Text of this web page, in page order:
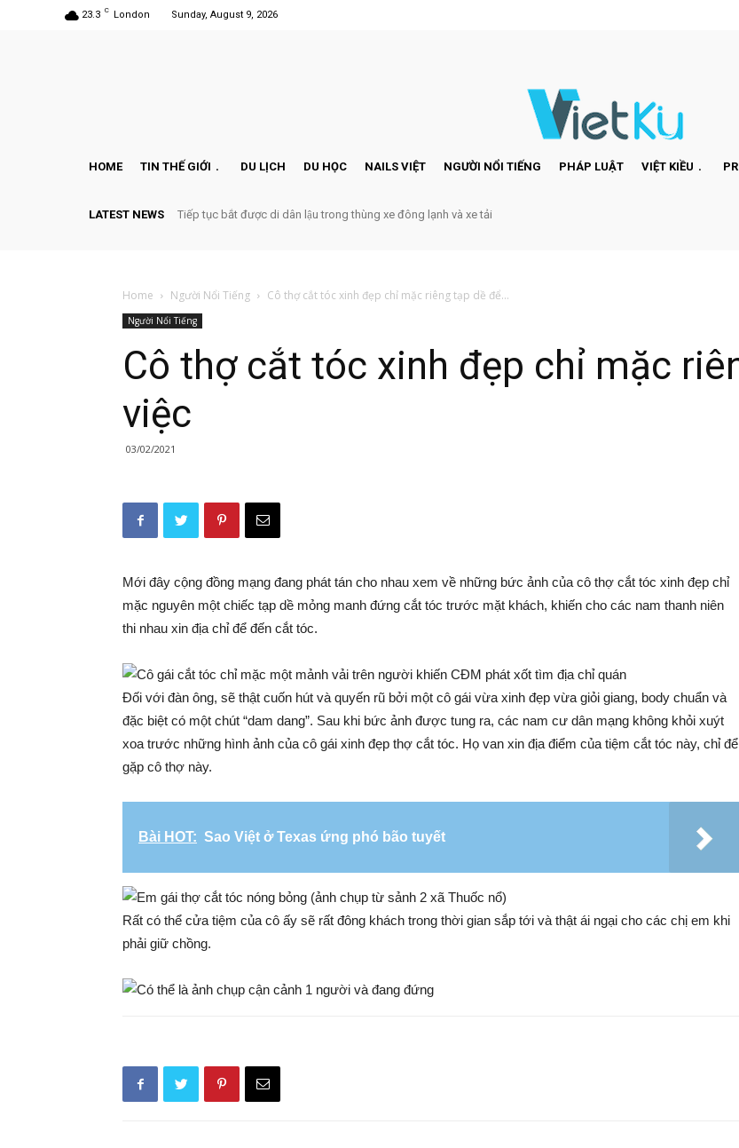
23.3 C London Sunday, August 9, 2026
HOME TIN THẾ GIỚI DU LỊCH DU HỌC NAILS VIỆT NGƯỜI NỔI TIẾNG PHÁP LUẬT VIỆT KIỀU
LATEST NEWS Tiếp tục bắt được di dân lậu trong thùng xe đông lạnh và xe tải
Home Người Nổi Tiếng Cô thợ cắt tóc xinh đẹp chỉ mặc riêng tạp dề để...
Người Nổi Tiếng
Cô thợ cắt tóc xinh đẹp chỉ mặc
việc
03/02/2021
Mới đây cộng đồng mạng đang phát tán cho nhau xem về những bức ảnh của cô thợ cắt tóc xinh đẹp chỉ
mặc nguyên một chiếc tạp dề mỏng manh đứng cắt tóc trước mặt khách, khiến cho các nam thanh niên
thi nhau xin địa chỉ để đến cắt tóc.
Đối với đàn ông, sẽ thật cuốn hút và quyến rũ bởi một cô gái vừa xinh đẹp vừa giỏi giang, body chuẩn và
đặc biệt có một chút “dam dang”. Sau khi bức ảnh được tung ra, các nam cư dân mạng không khỏi xuýt
xoa trước những hình ảnh của cô gái xinh đẹp thợ cắt tóc. Họ van xin địa điểm của tiệm cắt tóc này, chỉ để
gặp cô thợ này.
Bài HOT: Sao Việt ở Texas ứng phó bão tuyết
Rất có thể cửa tiệm của cô ấy sẽ rất đông khách trong thời gian sắp tới và thật ái ngại cho các chị em khi
phải giữ chồng.